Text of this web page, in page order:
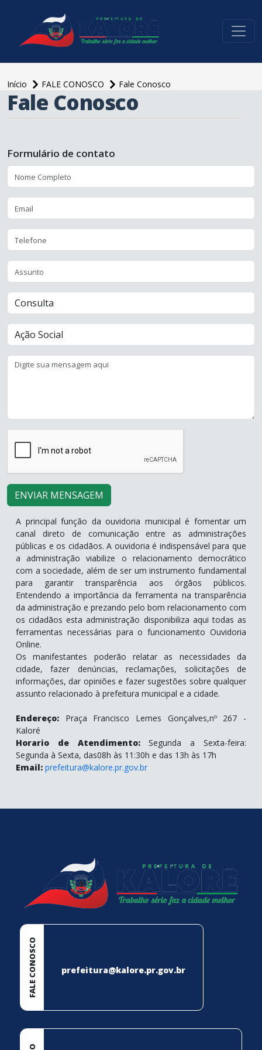
Início FALE CONOSCO Fale Conosco
Fale Conosco
Formulário de contato
ENVIAR MENSAGEM
A principal função da ouvidoria municipal é fomentar um
canal direto de comunicação entre as administrações
públicas e os cidadãos. A ouvidoria é indispensável para que
a administração viabilize o relacionamento democrático
com a sociedade, além de ser um instrumento fundamental
para garantir transparência aos órgãos públicos.
Entendendo a importância da ferramenta na transparência
da administração e prezando pelo bom relacionamento com
os cidadãos esta administração disponibiliza aqui todas as
ferramentas necessárias para o funcionamento Ouvidoria
Online.
Os manifestantes poderão relatar as necessidades da
cidade, fazer denúncias, reclamações, solicitações de
informações, dar opiniões e fazer sugestões sobre qualquer
assunto relacionado à prefeitura municipal e a cidade.
Endereço: Praça Francisco Lemes Gonçalves,nº 267 -
Kaloré
Horario de Atendimento:Segunda a Sexta-feira:
Segunda à Sexta, das08h às 11:30h e das 13h às 17h
Email: prefeitura@kalore.pr.gov.br
FALE CONOSCO prefeitura@kalore.pr.gov.br